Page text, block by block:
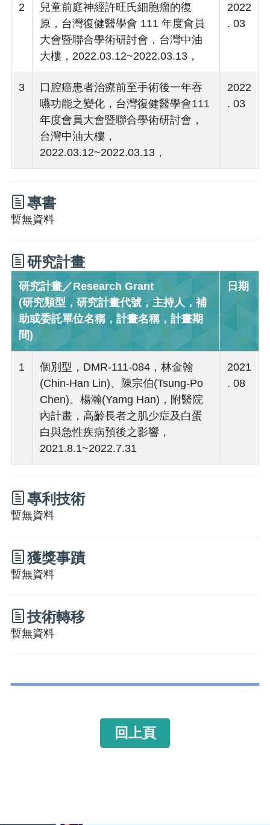
2
兒童前庭神經許旺氏細胞瘤的復
原，台灣復健醫學會 111 年度會員
大會暨聯合學術研討會，台灣中油
大樓，2022.03.12~2022.03.13，
2022
. 03
3
口腔癌患者治療前至手術後一年吞
嚥功能之變化，台灣復健醫學會111
年度會員大會暨聯合學術研討會，
台灣中油大樓，
2022.03.12~2022.03.13，
2022
. 03
專書
暫無資料
研究計畫
研究計畫／Research Grant
(研究類型，研究計畫代號，主持人，補
助或委託單位名稱，計畫名稱，計畫期
間)
日期
1
個別型，DMR-111-084，林金翰
(Chin-Han Lin)、陳宗伯(Tsung-Po
Chen)、楊瀚(Yamg Han)，附醫院
內計畫，高齡長者之肌少症及白蛋
白與急性疾病預後之影響，
2021.8.1~2022.7.31
2021
. 08
專利技術
暫無資料
獲獎事蹟
暫無資料
技術轉移
暫無資料
回上頁